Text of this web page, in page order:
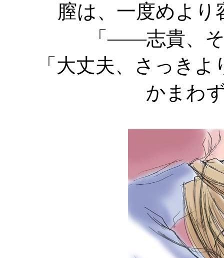
膣は、一度めより
「――志貴、
「大丈夫、さっき
かまわ